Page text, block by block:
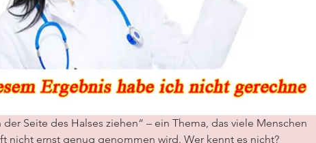
der Seite des Halses ziehen“ – ein Thema, das viele Menschen
nicht ernst genug genommen wird. Wer kennt es nicht?